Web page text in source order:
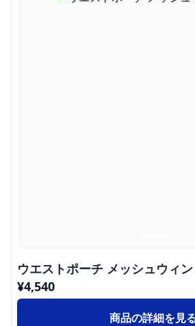
ウエストポーチ メッシュウィ
¥4,540
商品の詳細を見